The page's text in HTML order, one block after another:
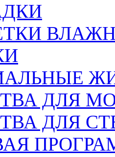
ДЛЯ
ДЛЯ